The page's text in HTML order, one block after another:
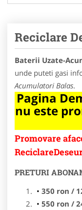
Reciclare
Baterii Uzate-
unde puteti gasi
Acumulatori Balas.
Pagina
nu este
Promovare
PRETURI
350 ron /
550 ron /